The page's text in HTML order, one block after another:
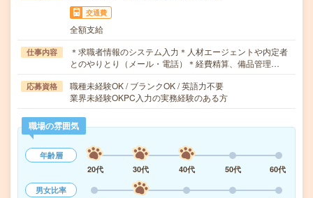
交通費
全額支給
仕事内容
＊求職者情報のシステム入力＊人材エージェントや内定者
とのやりとり（メール・電話）＊経費精算、備品管理…
応募資格
職種未経験OK / ブランクOK / 英語力不要
業界未経験OKPC入力の実務経験のある方
職場の雰囲気
年齢層
20代
30代 40代 50代
60代
男女比率